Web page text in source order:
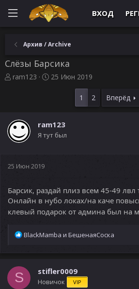
ВХОД
Архив / Archive
Слёзы Барсика
А
т
е
м
ram123
Д
а
а
25 Июн 2019
1 2 Вперёд
ram123
Я тут был
25 Июн 2019
Барсик, раздай плиз всем 45-49 лвл
Онлайн в нубо локах/на каче
клевый подарок от админа был на
Р
а
ц
и
BlackMamba и БешенаяСоска
S stifler0009
Новичок VIP